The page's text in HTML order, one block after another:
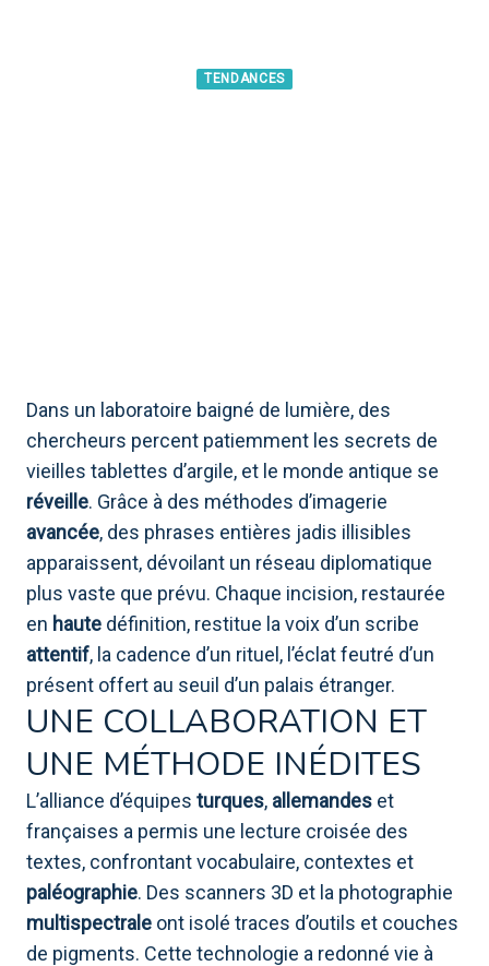
TENDANCES
Dans un laboratoire baigné de lumière, des
chercheurs percent patiemment les secrets de
vieilles tablettes d’argile, et le monde antique se
réveille. Grâce à des méthodes d’imagerie
avancée, des phrases entières jadis illisibles
apparaissent, dévoilant un réseau diplomatique
plus vaste que prévu. Chaque incision, restaurée
en haute définition, restitue la voix d’un scribe
attentif, la cadence d’un rituel, l’éclat feutré d’un
présent offert au seuil d’un palais étranger.
UNE COLLABORATION ET
UNE MÉTHODE INÉDITES
L’alliance d’équipes turques, allemandes et
françaises a permis une lecture croisée des
textes, confrontant vocabulaire, contextes et
paléographie. Des scanners 3D et la photographie
multispectrale ont isolé traces d’outils et couches
de pigments. Cette technologie a redonné vie à